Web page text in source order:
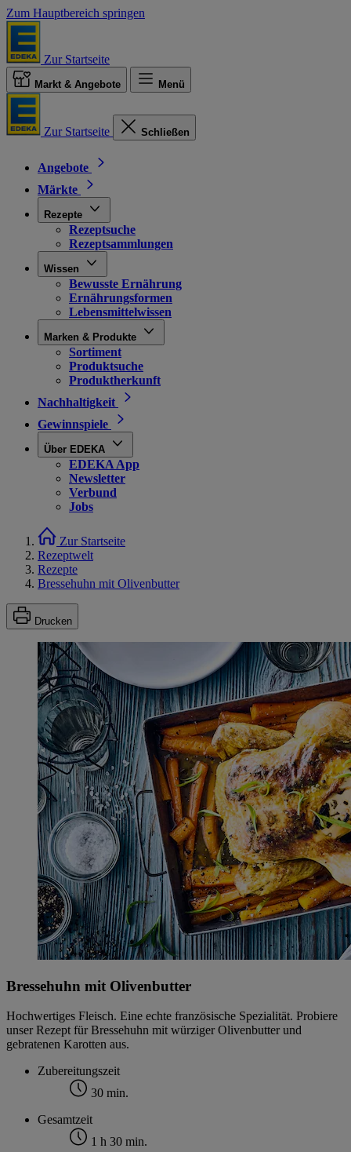
Zum Hauptbereich springen
Zur Startseite
Markt & Angebote Menü
Zur Startseite Schließen
Angebote
Märkte
Rezepte
Rezeptsuche
Rezeptsammlungen
Wissen
Bewusste Ernährung
Ernährungsformen
Lebensmittelwissen
Marken & Produkte
Sortiment
Produktsuche
Produktherkunft
Nachhaltigkeit
Gewinnspiele
Über EDEKA
EDEKA App
Newsletter
Verbund
Jobs
Zur Startseite
Rezeptwelt
Rezepte
Bressehuhn mit Olivenbutter
Drucken
Bressehuhn mit Olivenbutter
Hochwertiges Fleisch. Eine echte französische Spezialität. Probiere
unser Rezept für Bressehuhn mit würziger Olivenbutter und
gebratenen Karotten aus.
Zubereitungszeit
30 min.
Gesamtzeit
1 h 30 min.